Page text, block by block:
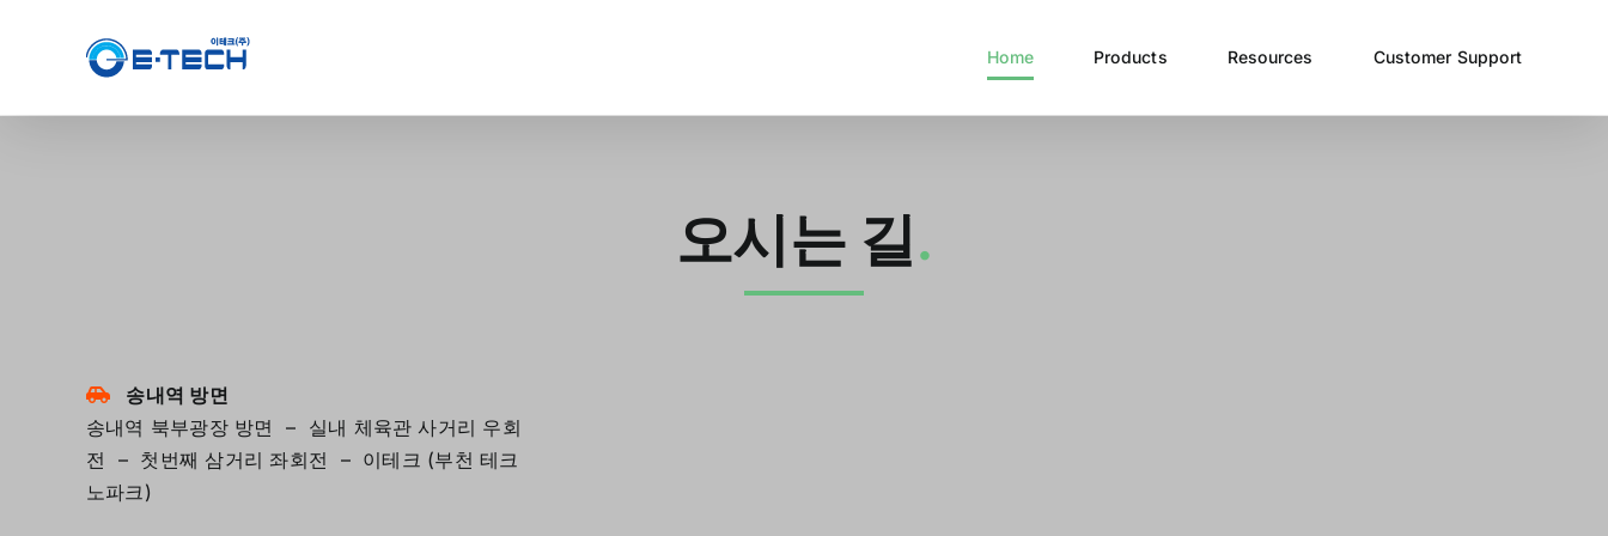
Home Products Resources Customer Support
오시는 길.
송내역 방면
송내역 북부광장 방면 – 실내 체육관 사거리 우회
전 – 첫번째 삼거리 좌회전 – 이테크 (부천 테크
노파크)